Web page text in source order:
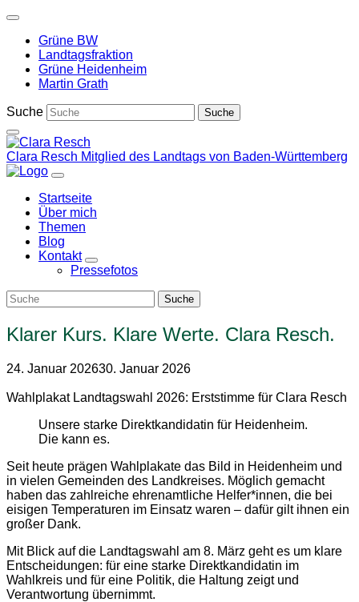
Weiter
Inhalt
Grüne BW
Landtagsfraktion
Grüne Heidenheim
Martin Grath
Suche
Clara Resch Mitglied des Landtags von Baden-Württemberg
Startseite
Über mich
Themen
Blog
Kontakt
Zeige
Untermenü
Pressefotos
Klarer Kurs. Klare Werte. Clara Resch.
24. Januar 202630. Januar 2026
Wahlplakat Landtagswahl 2026: Erststimme für Clara Resch
Unsere starke Direktkandidatin für Heidenheim.
Die kann es.
Seit heute prägen Wahlplakate das Bild in Heidenheim und
in vielen Gemeinden des Landkreises. Möglich gemacht
haben das zahlreiche ehrenamtliche Helfer*innen, die bei
eisigen Temperaturen im Einsatz waren – dafür gilt ihnen ein
großer Dank.
Mit Blick auf die Landtagswahl am 8. März geht es um klare
Entscheidungen: für eine starke Direktkandidatin im
Wahlkreis und für eine Politik, die Haltung zeigt und
Verantwortung übernimmt.